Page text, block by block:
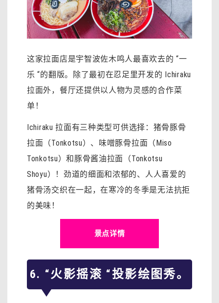
这家拉面店是宇智波佐木鸣人最喜欢去的 “一
乐 “的翻版。除了最初在忍足里开发的 Ichiraku
拉面外，餐厅还提供以人物为灵感的合作菜
单！
Ichiraku 拉面有三种类型可供选择：猪骨豚骨
拉面（Tonkotsu）、味噌豚骨拉面（Miso
Tonkotsu）和豚骨酱油拉面（Tonkotsu
Shoyu）！劲道的细面和浓郁的、人人喜爱的
猪骨汤交织在一起，在寒冷的冬季是无法抗拒
的美味！
景点详情
6. “火影摇滚 “投影绘图秀。